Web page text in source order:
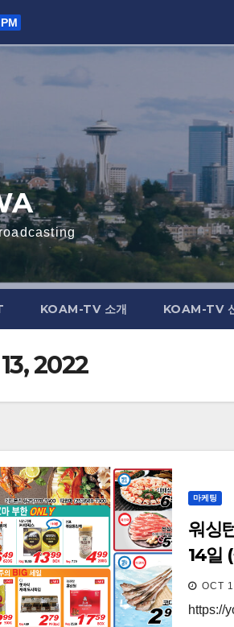
KOAM-TV 소개 KOAM-TV
2022
마케팅
워싱
14일
OCT
https://